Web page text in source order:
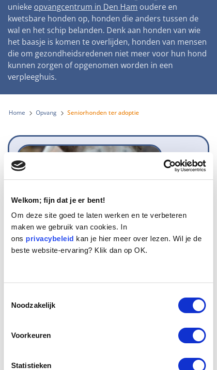
Welkom; fijn dat je er bent!
Om deze site goed te laten werken en te verbeteren
maken we gebruik van cookies. In
ons privacybeleid kan je hier meer over lezen. Wil je de
beste website-ervaring? Klik dan op OK.
Noodzakelijk
Voorkeuren
Statistieken
Landelijke registratie bijtincidenten
Verantwoord fokbeleid
Landelijk vuurwerkverbod
Verplichte pre-aanschaf cursus
Gemeentelijk meldpunt bijtincidenten
Bescherming tegen grasaren
Lezingen
Symposium Gemeentelijk Dierenbeleid
Teken onze petitie
Steun als bedrijf
Adopteer een seniorhond
Sponsor een seniorhond
Steun als vrijwilliger
Honden voor Honden Loop
Vraag een donatiebox aan
Wat wij doen
Onze organisatie
Samenwerking
Jaarverslag
Vacatures
Donateursmagazine Hond
Onze successen voor honden
Contactgegevens
Pers
Nieuws
Nieuwsbrief
Incassodata
Zoeken
unieke opvangcentrum in Den Ham oudere en
kwetsbare honden op, honden die anders tussen de
wal en het schip belanden. Denk aan honden van wie
het baasje is komen te overlijden, honden van mensen
die om gezondheidsredenen niet meer voor hun hond
kunnen zorgen of opgenomen worden in een
verpleeghuis.
Home Opvang Seniorhonden ter adoptie
Naam: Sid
Geslacht:
Hoeveel dagen te gast geweest: